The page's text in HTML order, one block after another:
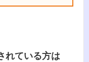
れている方は